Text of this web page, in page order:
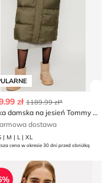
szczegóły produktu
zł 1189.99 zł*
Kurtka damska na jesień Tommy Hilfiger
dostawa
| M | L | XL
cena w okresie 30 dni przed obniżką
jesień
damska na wiosnę